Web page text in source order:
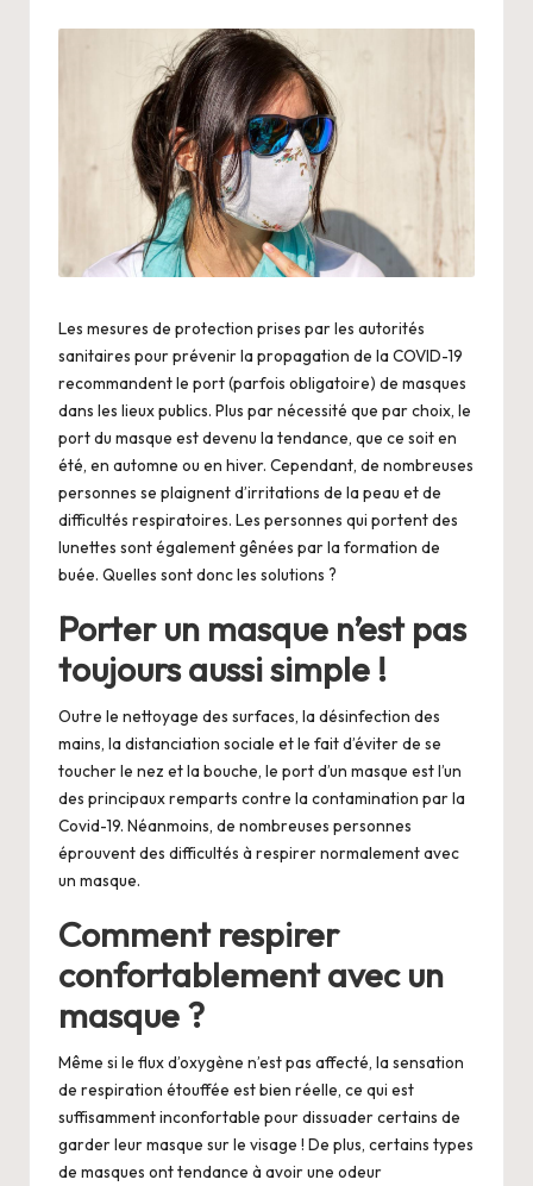
.
t
Les mesures de protection prises par les autorités
sanitaires pour prévenir la propagation de la COVID-19
recommandent le port (parfois obligatoire) de masques
dans les lieux publics. Plus par nécessité que par choix, le
port du masque est devenu la tendance, que ce soit en
été, en automne ou en hiver. Cependant, de nombreuses
personnes se plaignent d’irritations de la peau et de
difficultés respiratoires. Les personnes qui portent des
lunettes sont également gênées par la formation de
buée. Quelles sont donc les solutions ?
Porter un masque n’est pas
toujours aussi simple !
Outre le nettoyage des surfaces, la désinfection des
mains, la distanciation sociale et le fait d’éviter de se
toucher le nez et la bouche, le port d’un masque est l’un
des principaux remparts contre la contamination par la
Covid-19. Néanmoins, de nombreuses personnes
éprouvent des difficultés à respirer normalement avec
un masque.
Comment respirer
confortablement avec un
masque ?
Même si le flux d’oxygène n’est pas affecté, la sensation
de respiration étouffée est bien réelle, ce qui est
suffisamment inconfortable pour dissuader certains de
garder leur masque sur le visage ! De plus, certains types
de masques ont tendance à avoir une odeur